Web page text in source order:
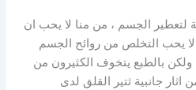
الجسم ، من منا لا يحب ان
يحب التخلص من روائح الجسم
ولكن بالطبع يتخوف الكثيرون من
جانبية ثتير القلق لدى